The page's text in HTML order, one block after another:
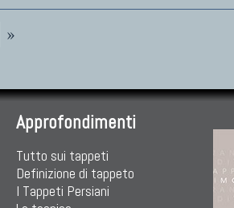
»
Approfondimenti
Tutto sui tappeti
Definizione di tappeto
I Tappeti Persiani